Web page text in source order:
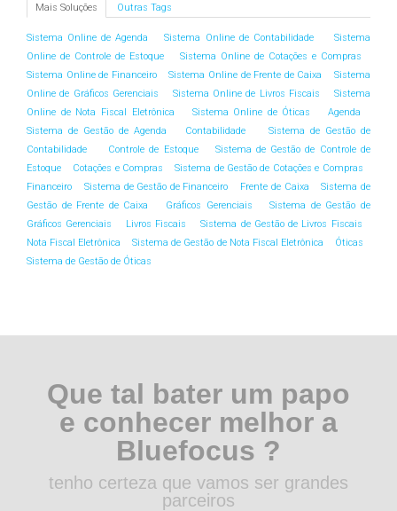
Mais Soluções Outras Tags
Sistema Online de Agenda Sistema Online de Contabilidade
Sistema
Online de Controle de Estoque
Sistema Online de Cotações e Compras
Sistema Online de Financeiro
Sistema Online de Frente de Caixa
Sistema
Online de Gráficos Gerenciais
Sistema Online de Livros Fiscais
Sistema
Online de Nota Fiscal Eletrônica
Sistema Online de Óticas
Agenda
Sistema de Gestão de Agenda
Contabilidade
Sistema de Gestão de
Contabilidade
Controle de Estoque
Sistema de Gestão de Controle de
Estoque
Cotações e Compras
Sistema de Gestão de Cotações e Compras
Financeiro
Sistema de Gestão de Financeiro Frente de Caixa
Sistema de
Gestão de Frente de Caixa
Gráficos Gerenciais
Sistema de Gestão de
Gráficos Gerenciais
Livros Fiscais
Sistema de Gestão de Livros Fiscais
Nota Fiscal Eletrônica
Sistema de Gestão de Nota Fiscal Eletrônica
Óticas
Sistema de Gestão de Óticas
Que tal bater um papo
e conhecer melhor a
Bluefocus ?
tenho certeza que vamos ser grandes
parceiros